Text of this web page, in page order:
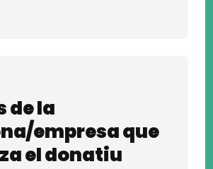
de la
empresa que
el donatiu